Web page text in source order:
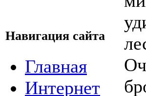
Навигация сайта
Главная
Интернет